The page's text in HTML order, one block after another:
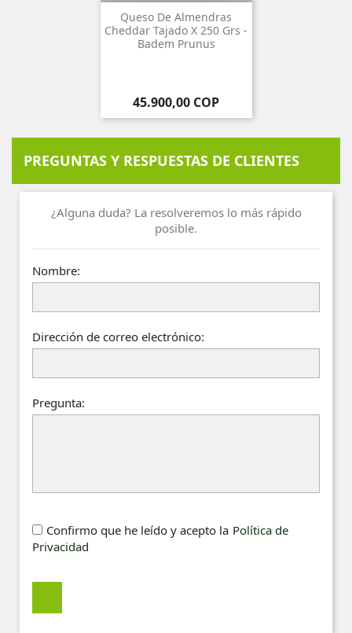
Queso De Almendras
Cheddar Tajado X 250 Grs -
Badem Prunus
Precio
45.900,00 COP
PREGUNTAS Y RESPUESTAS DE CLIENTES
¿Alguna duda? La resolveremos lo más rápido
posible.
Nombre:
Dirección de correo electrónico:
Pregunta:
Confirmo que he leído y acepto la Política de
Privacidad